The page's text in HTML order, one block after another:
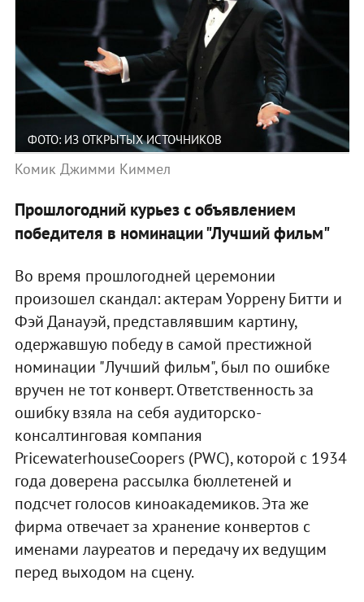
ФОТО: ИЗ ОТКРЫТЫХ ИСТОЧНИКОВ
Комик Джимми Киммел
Прошлогодний курьез с объявлением
победителя в номинации "Лучший фильм"
Во время прошлогодней церемонии
произошел скандал: актерам Уоррену Битти и
Фэй Данауэй, представлявшим картину,
одержавшую победу в самой престижной
номинации "Лучший фильм", был по ошибке
вручен не тот конверт. Ответственность за
ошибку взяла на себя аудиторско-
консалтинговая компания
PricewaterhouseCoopers (PWC), которой с 1934
года доверена рассылка бюллетеней и
подсчет голосов киноакадемиков. Эта же
фирма отвечает за хранение конвертов с
именами лауреатов и передачу их ведущим
перед выходом на сцену.